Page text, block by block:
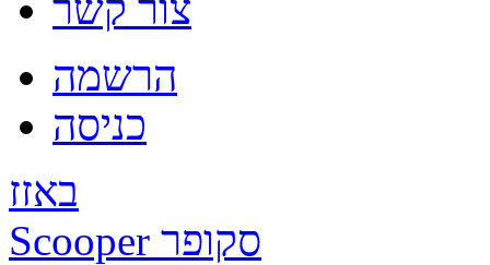
הרשמה
כניסה
באזז
Scooper סקופר